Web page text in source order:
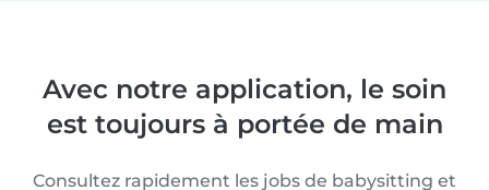
Avec notre application, le soin
est toujours à portée de main
Consultez rapidement les jobs de babysitting et